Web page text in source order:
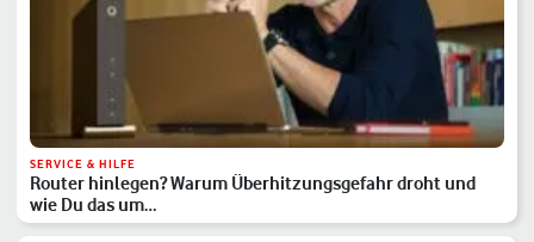
SERVICE & HILFE
Router hinlegen? Warum Überhitzungsgefahr droht und
wie Du das um…